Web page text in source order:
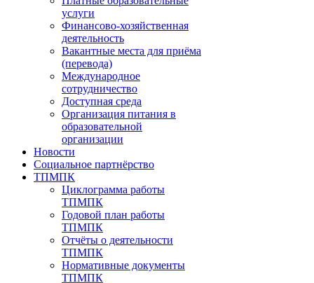
услуги
Финансово-хозяйственная
деятельность
Вакантные места для приёма
(перевода)
Международное
сотрудничество
Доступная среда
Организация питания в
образовательной
организации
Новости
Социальное партнёрство
ТПМПК
Циклограмма работы
ТПМПК
Годовой план работы
ТПМПК
Отчёты о деятельности
ТПМПК
Нормативные документы
ТПМПК